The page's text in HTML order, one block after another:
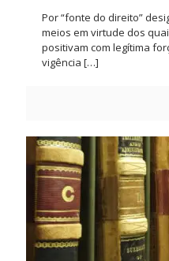
Por “fonte do direito”
meios em virtude dos
positivam com legítima
vigência […]